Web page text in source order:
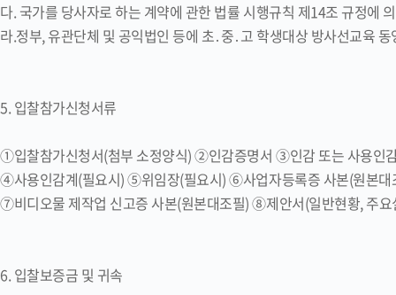
다. 국가를 당사자로 하는 계약에 관한 법률 시행규칙 제14조 규정에
라.정부, 유관단체 및 공익법인 등에 초․중․고 학생대상 방사선교육
5. 입찰참가신청서류
①입찰참가신청서(첨부 소정양식) ②인감증명서 ③인감 또는 사용인
④사용인감계(필요시) ⑤위임장(필요시) ⑥사업자등록증 사본(원본대
⑦비디오물 제작업 신고증 사본(원본대조필) ⑧제안서(일반현황, 주
6. 입찰보증금 및 귀속